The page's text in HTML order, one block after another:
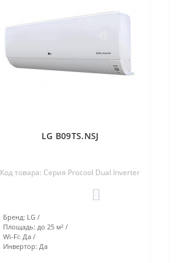
LG B09TS.NSJ
Код товара: Серия Procool Dual Inverter
Бренд: LG
Площадь: до 25 м²
Wi-Fi: Да
Инвертор: Да